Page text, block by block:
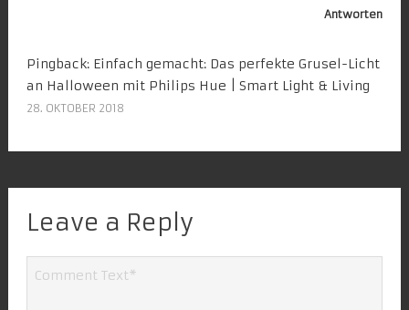
Antworten
Pingback: Einfach gemacht: Das perfekte Grusel-Licht
an Halloween mit Philips Hue | Smart Light & Living
28. OKTOBER 2018
Leave a Reply